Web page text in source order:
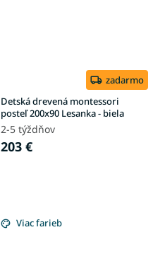
zadarmo
Detská drevená montessori
posteľ 200x90 Lesanka - biela
2-5 týždňov
203 €
Viac farieb